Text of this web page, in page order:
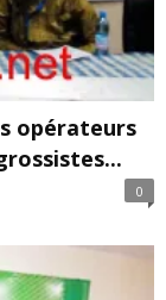
opérateurs
0